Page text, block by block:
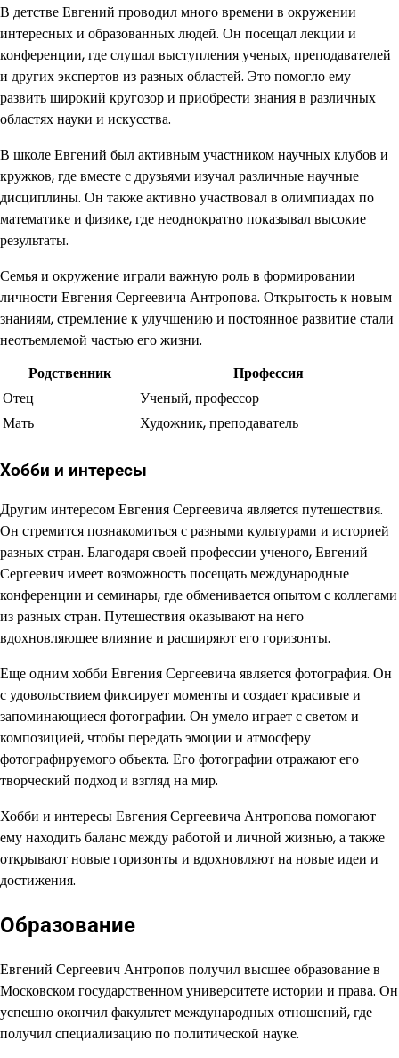
В детстве Евгений проводил много времени в окружении
интересных и образованных людей. Он посещал лекции и
конференции, где слушал выступления ученых, преподавателей
и других экспертов из разных областей. Это помогло ему
развить широкий кругозор и приобрести знания в различных
областях науки и искусства.
В школе Евгений был активным участником научных клубов и
кружков, где вместе с друзьями изучал различные научные
дисциплины. Он также активно участвовал в олимпиадах по
математике и физике, где неоднократно показывал высокие
результаты.
Семья и окружение играли важную роль в формировании
личности Евгения Сергеевича Антропова. Открытость к новым
знаниям, стремление к улучшению и постоянное развитие стали
неотъемлемой частью его жизни.
Родственник
Профессия
Отец
Ученый, профессор
Мать
Художник, преподаватель
Хобби и интересы
Другим интересом Евгения Сергеевича является путешествия.
Он стремится познакомиться с разными культурами и историей
разных стран. Благодаря своей профессии ученого, Евгений
Сергеевич имеет возможность посещать международные
конференции и семинары, где обменивается опытом с коллегами
из разных стран. Путешествия оказывают на него
вдохновляющее влияние и расширяют его горизонты.
Еще одним хобби Евгения Сергеевича является фотография. Он
с удовольствием фиксирует моменты и создает красивые и
запоминающиеся фотографии. Он умело играет с светом и
композицией, чтобы передать эмоции и атмосферу
фотографируемого объекта. Его фотографии отражают его
творческий подход и взгляд на мир.
Хобби и интересы Евгения Сергеевича Антропова помогают
ему находить баланс между работой и личной жизнью, а также
открывают новые горизонты и вдохновляют на новые идеи и
достижения.
Образование
Евгений Сергеевич Антропов получил высшее образование в
Московском государственном университете истории и права. Он
успешно окончил факультет международных отношений, где
получил специализацию по политической науке.